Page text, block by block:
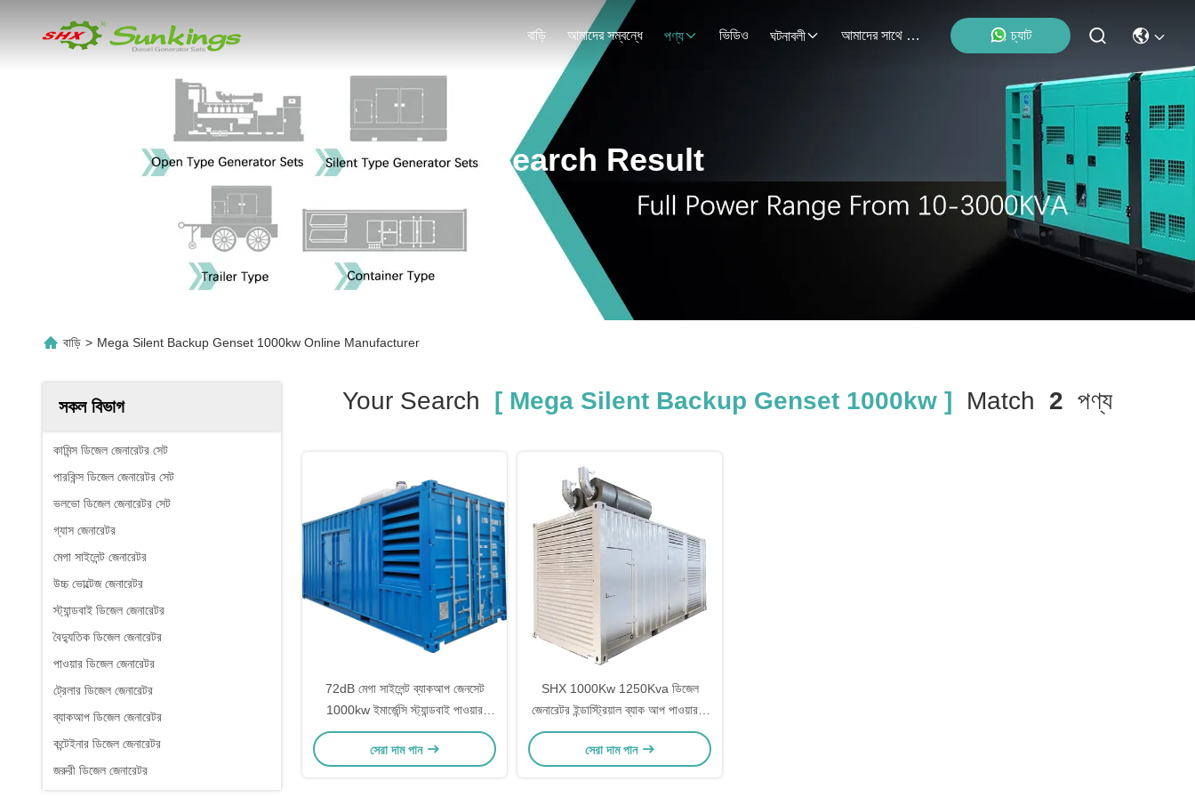
বাড়ি আমাদের সম্বন্ধে পণ্য ভিডিও ঘটনাবলী আমাদের সাথে যোগাযোগ চ্যাট
Search Result
বাড়ি > Mega Silent Backup Genset 1000kw Online Manufacturer
সকল বিভাগ
কামিন্স ডিজেল জেনারেটর সেট
পারকিন্স ডিজেল জেনারেটর সেট
ভলভো ডিজেল জেনারেটর সেট
গ্যাস জেনারেটর
মেগা সাইলেন্ট জেনারেটর
উচ্চ ভোল্টেজ জেনারেটর
স্ট্যান্ডবাই ডিজেল জেনারেটর
বৈদ্যুতিক ডিজেল জেনারেটর
পাওয়ার ডিজেল জেনারেটর
ট্রেলার ডিজেল জেনারেটর
ব্যাকআপ ডিজেল জেনারেটর
কন্টেইনার ডিজেল জেনারেটর
জরুরী ডিজেল জেনারেটর
Your Search [ Mega Silent Backup Genset 1000kw ] Match 2 পণ্য
72dB মেগা সাইলেন্ট ব্যাকআপ জেনসেট
1000kw ইমার্জেন্সি স্ট্যান্ডবাই পাওয়ার
জেনারেটর
সেরা দাম পান
SHX 1000Kw 1250Kva ডিজেল
জেনারেটর ইন্ডাস্ট্রিয়াল ব্যাক আপ পাওয়ার 1
মেগাওয়াট Genset বিক্রয়ের জন্য
সেরা দাম পান